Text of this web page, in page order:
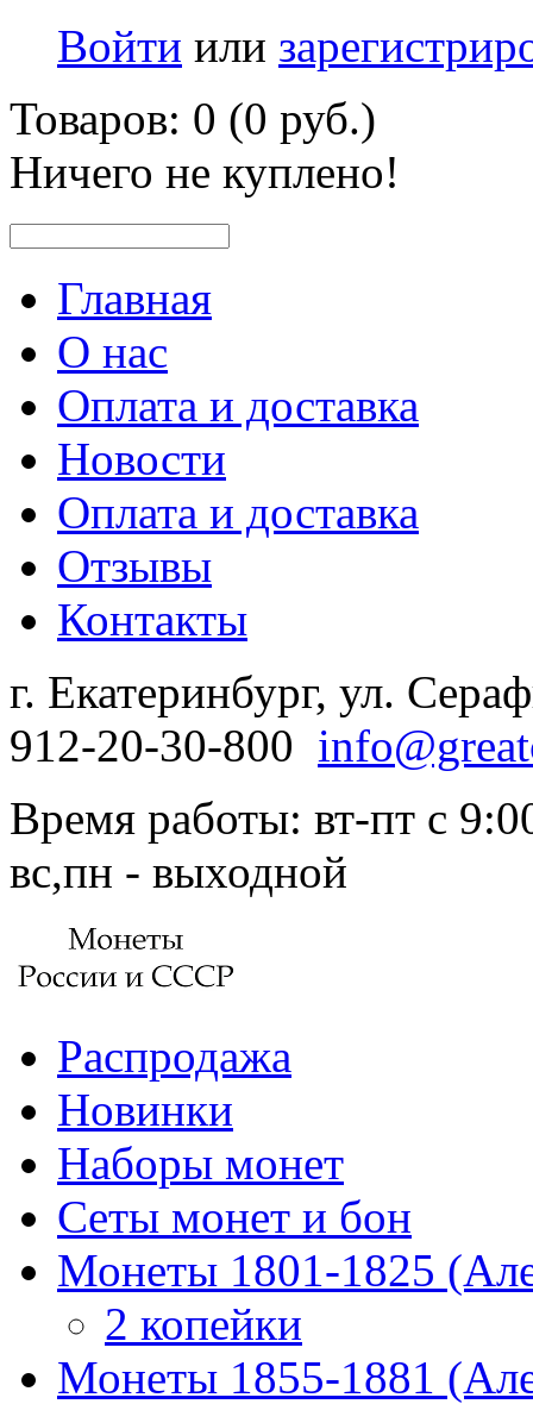
Войти или
Товаров: 0 (0 руб.)
Ничего не куплено!
Главная
О нас
Оплата и доставка
Новости
Оплата и доставка
Отзывы
Контакты
г. Екатеринбург, ул.
912-20-30-800
Время работы: вт-пт с
вс,пн - выходной
Распродажа
Новинки
Наборы монет
Сеты монет и бон
Монеты 1801-1825
2 копейки
Монеты 1855-1881